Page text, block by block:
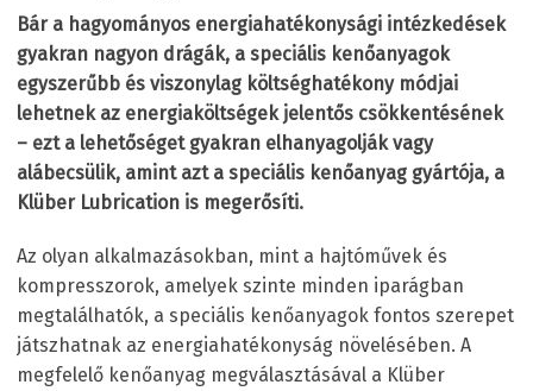
Bár a hagyományos energiahatékonysági intézkedések
gyakran nagyon drágák, a speciális kenőanyagok
egyszerűbb és viszonylag költséghatékony módjai
lehetnek az energiaköltségek jelentős csökkentésének
– ezt a lehetőséget gyakran elhanyagolják vagy
alábecsülik, amint azt a speciális kenőanyag gyártója, a
Klüber Lubrication is megerősíti.
Az olyan alkalmazásokban, mint a hajtóművek és
kompresszorok, amelyek szinte minden iparágban
megtalálhatók, a speciális kenőanyagok fontos szerepet
játszhatnak az energiahatékonyság növelésében. A
megfelelő kenőanyag megválasztásával a Klüber